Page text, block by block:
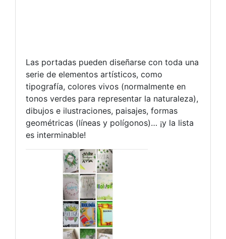
Las portadas pueden diseñarse con toda una
serie de elementos artísticos, como
tipografía, colores vivos (normalmente en
tonos verdes para representar la naturaleza),
dibujos e ilustraciones, paisajes, formas
geométricas (líneas y polígonos)… ¡y la lista
es interminable!